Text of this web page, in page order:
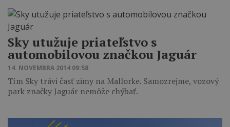
Sky utužuje priateľstvo s
automobilovou značkou Jaguár
14. NOVEMBRA 2014 09:58
Tím Sky trávi časť zimy na Mallorke. Samozrejme, vozový
park značky Jaguár nemôže chýbať.